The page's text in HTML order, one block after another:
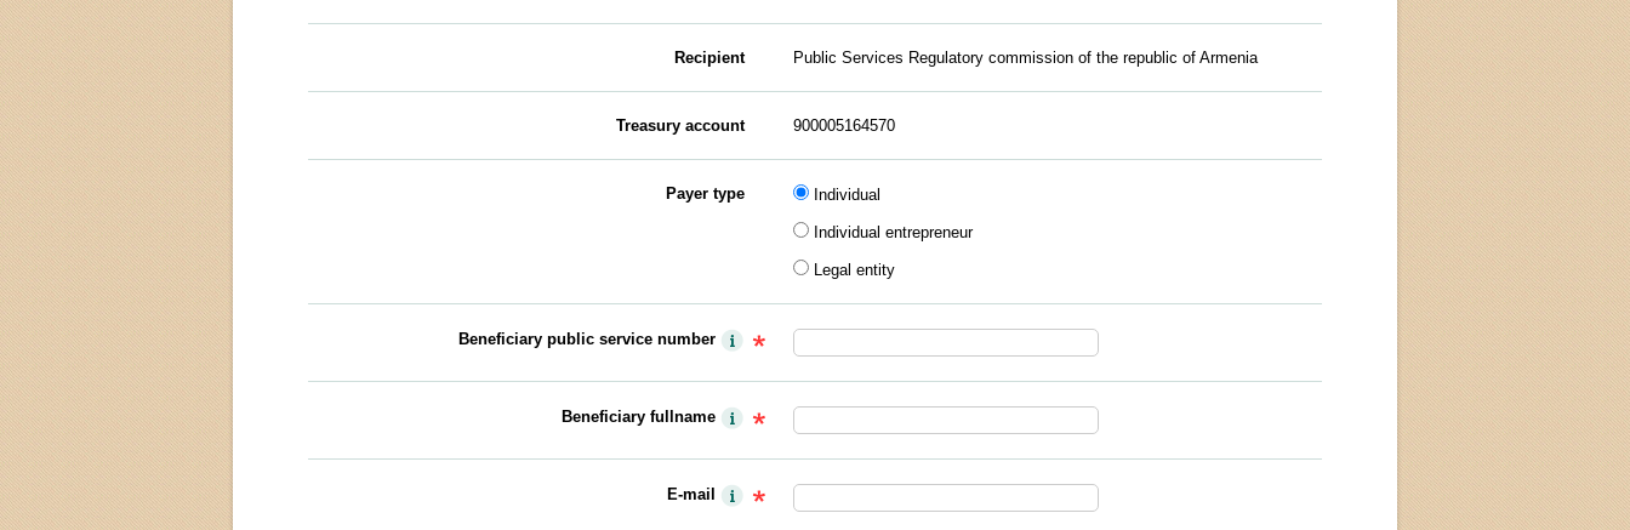
Recipient Public Services Regulatory commission of the republic of Armenia
Treasury account 900005164570
Payer type Individual
Individual entrepreneur
Legal entity
Beneficiary public service number
Beneficiary fullname
E-mail